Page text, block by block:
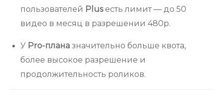
пользователей Plusесть лимит — до 50
видео в месяц в разрешении 480p.
У Pro-плана значительно больше квота,
более высокое разрешение и
продолжительность роликов.